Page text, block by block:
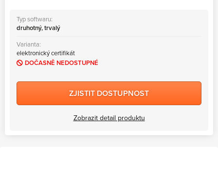
Typ softwaru:
druhotný, trvalý
Varianta:
elektronický certifikát
DOČASNĚ NEDOSTUPNÉ
ZJISTIT DOSTUPNOST
Zobrazit detail produktu